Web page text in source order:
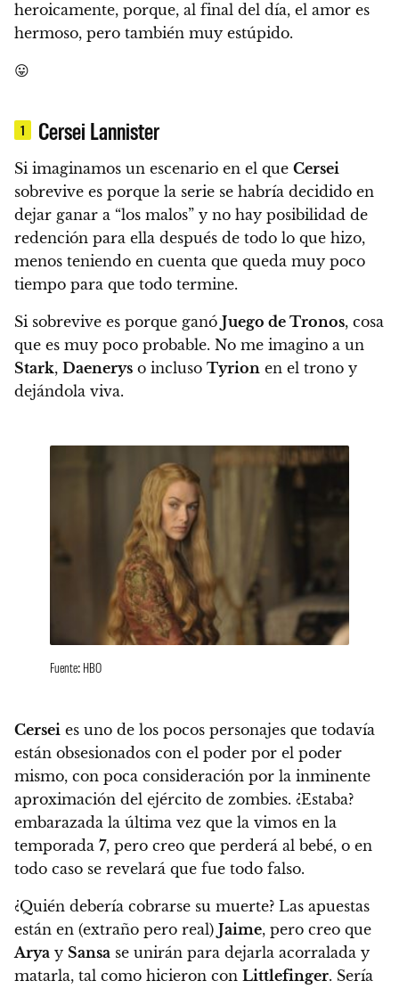
heroicamente, porque, al final del día, el amor es
hermoso, pero también muy estúpido.
😛
1 Cersei Lannister
Si imaginamos un escenario en el que Cersei
sobrevive es porque la serie se habría decidido en
dejar ganar a “los malos” y no hay posibilidad de
redención para ella después de todo lo que hizo,
menos teniendo en cuenta que queda muy poco
tiempo para que todo termine.
Si sobrevive es porque ganó Juego de Tronos, cosa
que es muy poco probable. No me imagino a un
Stark, Daenerys o incluso Tyrion en el trono y
dejándola viva.
Fuente: HBO
Cersei es uno de los pocos personajes que todavía
están obsesionados con el poder por el poder
mismo, con poca consideración por la inminente
aproximación del ejército de zombies. ¿Estaba?
embarazada la última vez que la vimos en la
temporada 7, pero creo que perderá al bebé, o en
todo caso se revelará que fue todo falso.
¿Quién debería cobrarse su muerte? Las apuestas
están en (extraño pero real) Jaime, pero creo que
Arya y Sansa se unirán para dejarla acorralada y
matarla, tal como hicieron con Littlefinger. Sería